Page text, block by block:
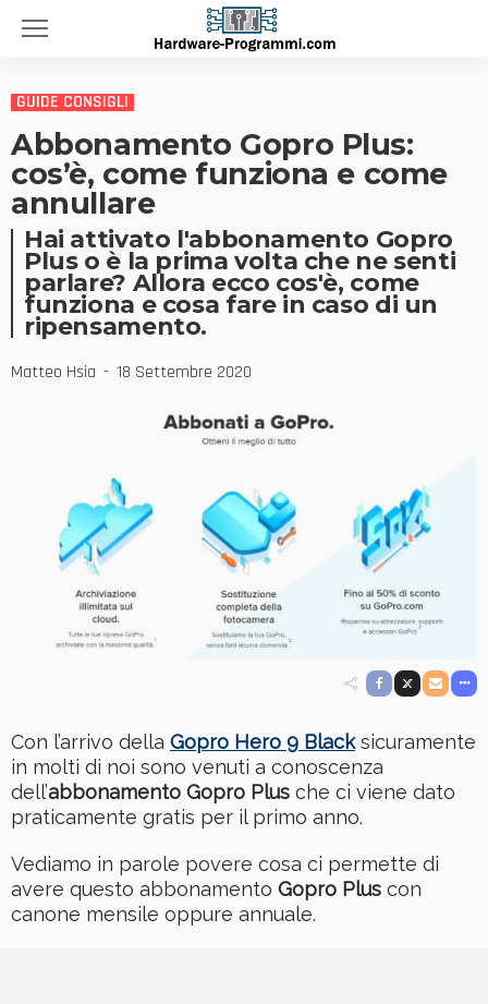
GUIDE CONSIGLI
Abbonamento Gopro Plus:
cos’è, come funziona e come
annullare
Hai attivato l'abbonamento Gopro
Plus o è la prima volta che ne senti
parlare? Allora ecco cos'è, come
funziona e cosa fare in caso di un
ripensamento.
Matteo Hsia 18 Settembre 2020
Con l’arrivo della Gopro Hero 9 Blacksicuramente
in molti di noi sono venuti a conoscenza
dell’abbonamento Gopro Plus che ci viene dato
praticamente gratis per il primo anno.
Vediamo in parole povere cosa ci permette di
avere questo abbonamento Gopro Plus con
canone mensile oppure annuale.